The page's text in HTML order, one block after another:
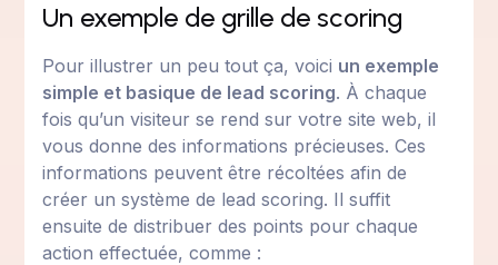
Un exemple de grille de scoring
Pour illustrer un peu tout ça, voici un exemple
simple et basique de lead scoring. À chaque
fois qu’un visiteur se rend sur votre site web, il
vous donne des informations précieuses. Ces
informations peuvent être récoltées afin de
créer un système de lead scoring. Il suffit
ensuite de distribuer des points pour chaque
action effectuée, comme :